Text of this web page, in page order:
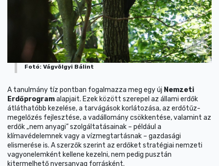
Fotó: Vágvölgyi Bálint
A tanulmány tíz pontban fogalmazza meg egy új Nemzeti
Erdőprogramalapjait. Ezek között szerepel az állami erdők
átláthatóbb kezelése, a tarvágások korlátozása, az erdőtűz-
megelőzés fejlesztése, a vadállomány csökkentése, valamint az
erdők „nem anyagi” szolgáltatásainak – például a
klímavédelemnek vagy a vízmegtartásnak – gazdasági
elismerése is. A szerzők szerint az erdőket stratégiai nemzeti
vagyonelemként kellene kezelni, nem pedig pusztán
kitermelhető nyersanyag forrásként.